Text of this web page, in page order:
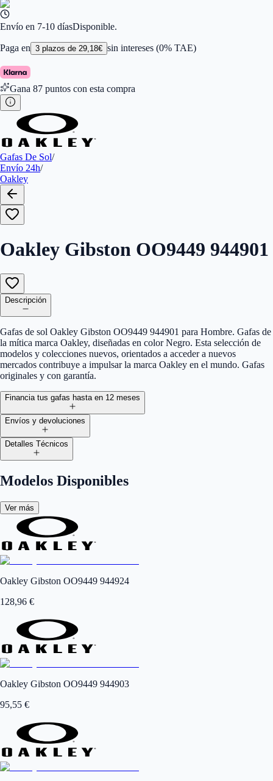
Forma:Rectangular
Largo de la Varilla (mm) :132
Marca:Oakley
Tipo de Cristales
Tamaño del Puente (mm)
En Stock:1
Envío en 7-10 díasDisponible.
Paga en 3 plazos de 29,18€ sin intereses (0% TAE)
Gana 87 puntos con esta compra
Gafas De Sol/
Envío 24h/
Oakley
Oakley Gibston OO9449 944901
Descripción
Gafas de sol Oakley Gibston OO9449 944901 para Hombre. Gafas de
la mítica marca Oakley, diseñadas en color Negro. Esta selección de
modelos y colecciones nuevos, orientados a acceder a nuevos
mercados contribuye a impulsar la marca Oakley en el mundo. Gafas
originales y con garantía.
Financia tus gafas hasta en 12 meses
Envíos y devoluciones
Detalles Técnicos
Modelos Disponibles
Ver más
Oakley Gibston OO9449 944924
128,96 €
Oakley Gibston OO9449 944903
95,55 €